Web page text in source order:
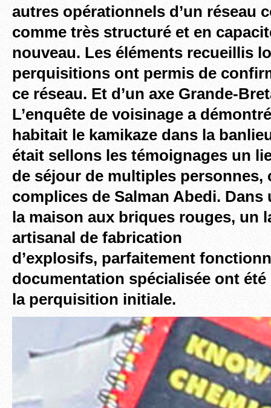
autres opérationnels d’un réseau
comme très structuré et en
nouveau. Les éléments recueillis
perquisitions ont permis de
ce réseau. Et d’un axe Grande-
L’enquête de voisinage a
habitait le kamikaze dans la
était sellons les témoignages un
de séjour de multiples personnes,
complices de Salman Abedi. Dans
la maison aux briques rouges, un
artisanal de fabrication
d’explosifs, parfaitement
documentation spécialisée ont
la perquisition initiale.